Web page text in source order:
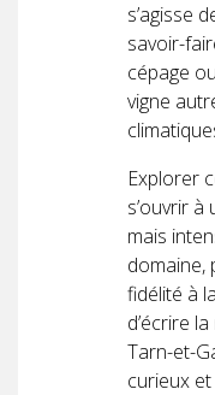
s’agisse
savoir-
cépage
vigne
Explorer
s’ouvrir
mais
domaine,
fidélité à
d’écrire
Tarn-et-
curieux